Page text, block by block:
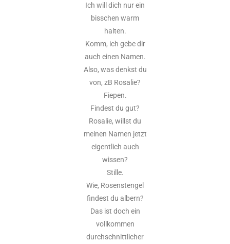
Ich will dich nur ein
bisschen warm
halten.
Komm, ich gebe dir
auch einen Namen.
Also, was denkst du
von, zB Rosalie?
Fiepen.
Findest du gut?
Rosalie, willst du
meinen Namen jetzt
eigentlich auch
wissen?
Stille.
Wie, Rosenstengel
findest du albern?
Das ist doch ein
vollkommen
durchschnittlicher